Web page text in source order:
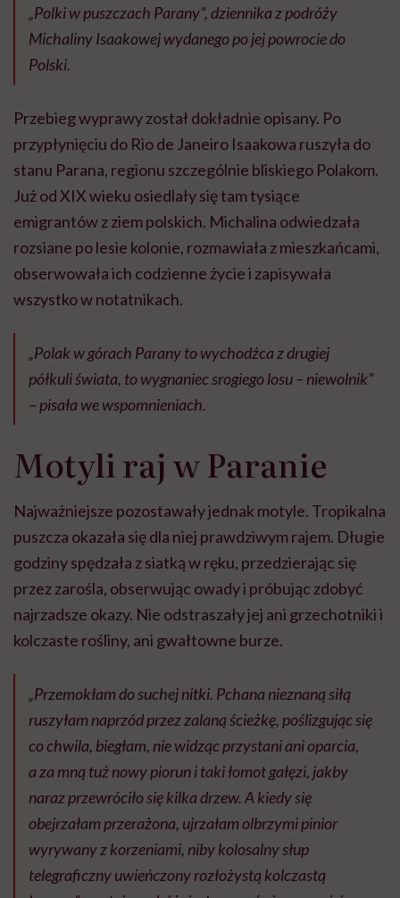
„Polki w puszczach Parany”, dziennika z podróży
Michaliny Isaakowej wydanego po jej powrocie do
Polski.
Przebieg wyprawy został dokładnie opisany. Po
przypłynięciu do Rio de Janeiro Isaakowa ruszyła do
stanu Parana, regionu szczególnie bliskiego Polakom.
Już od XIX wieku osiedlały się tam tysiące
emigrantów z ziem polskich. Michalina odwiedzała
rozsiane po lesie kolonie, rozmawiała z mieszkańcami,
obserwowała ich codzienne życie i zapisywała
wszystko w notatnikach.
„Polak w górach Parany to wychodźca z drugiej
półkuli świata, to wygnaniec srogiego losu – niewolnik”
– pisała we wspomnieniach.
Motyli raj w Paranie
Najważniejsze pozostawały jednak motyle. Tropikalna
puszcza okazała się dla niej prawdziwym rajem. Długie
godziny spędzała z siatką w ręku, przedzierając się
przez zarośla, obserwując owady i próbując zdobyć
najrzadsze okazy. Nie odstraszały jej ani grzechotniki i
kolczaste rośliny, ani gwałtowne burze.
„Przemokłam do suchej nitki. Pchana nieznaną siłą
ruszyłam naprzód przez zalaną ścieżkę, poślizgując się
co chwila, biegłam, nie widząc przystani ani oparcia,
a za mną tuż nowy piorun i taki łomot gałęzi, jakby
naraz przewróciło się kilka drzew. A kiedy się
obejrzałam przerażona, ujrzałam olbrzymi pinior
wyrywany z korzeniami, niby kolosalny słup
telegraficzny uwieńczony rozłożystą kolczastą